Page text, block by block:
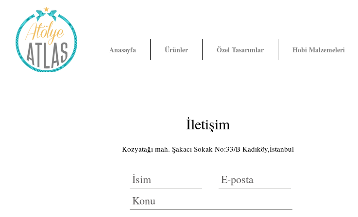
Anasayfa Ürünler Özel Tasarımlar Hobi Malzemeleri
İletişim
Kozyatağı mah. Şakacı Sokak No:33/B Kadıköy,İstanbul